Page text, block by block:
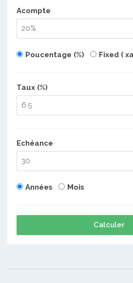
Acompte
Poucentage (%) Fixed (
Taux (%)
Echéance
Années Mois
Calculer